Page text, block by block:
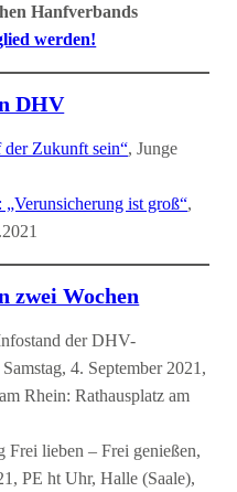
Hanfverbands
werden!
DHV
Zukunft sein“, Junge
ist groß“,
zwei Wochen
der DHV-
4. September 2021,
Rhein: Rathausplatz am
Frei lieben – Frei genießen,
PE ht Uhr, Halle (Saale),